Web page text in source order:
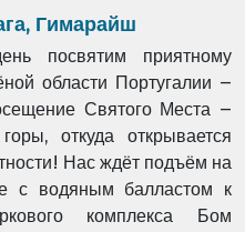
Гимарайш
посвятим приятному
области Португалии –
Святого Места –
откуда открывается
Нас ждёт подъём на
с водяным балластом к
комплекса Бом